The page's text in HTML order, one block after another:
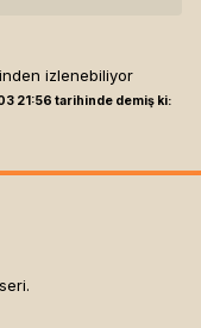
izlenebiliyor
21:56 tarihinde demiş ki: